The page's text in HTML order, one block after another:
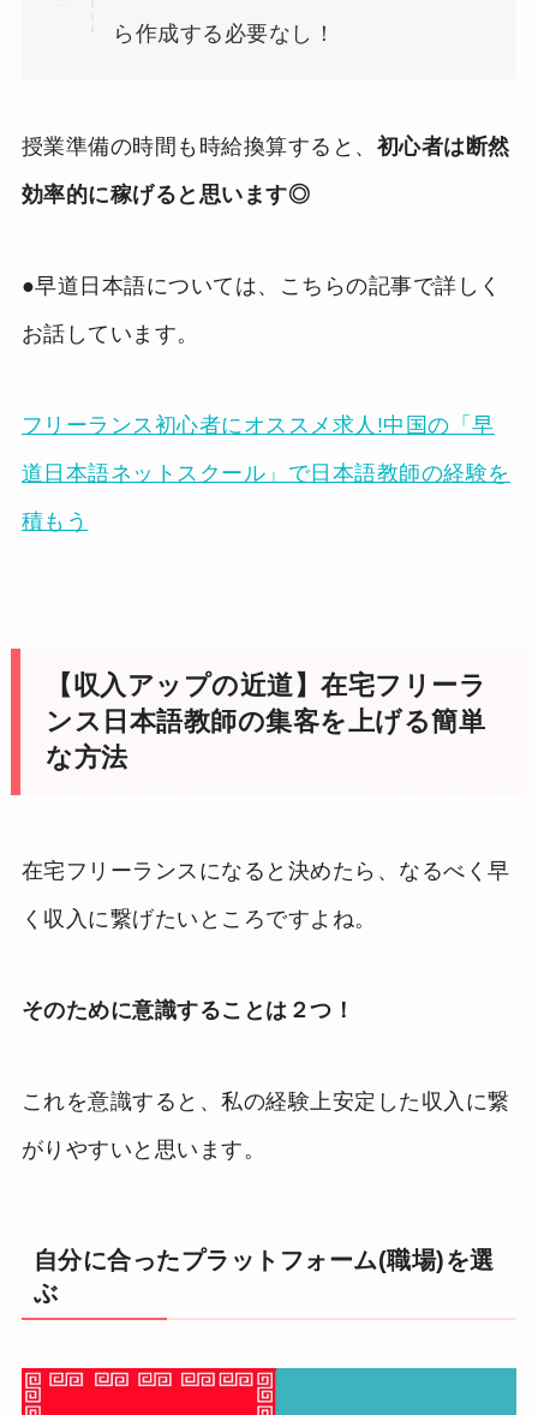
ら作成する必要なし！
授業準備の時間も時給換算すると、 初心者は断然
効率的に稼げると思います◎
●早道日本語については、こちらの記事で詳しく
お話しています。
フリーランス初心者にオススメ求人!中国の「早
道日本語ネットスクール」で日本語教師の経験を
積もう
【収入アップの近道】在宅フリーラ
ンス日本語教師の集客を上げる簡単
な方法
在宅フリーランスになると決めたら、なるべく早
く収入に繋げたいところですよね。
そのために意識することは２つ！
これを意識すると、私の経験上安定した収入に繋
がりやすいと思います。
自分に合ったプラットフォーム(職場)を選
ぶ